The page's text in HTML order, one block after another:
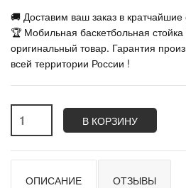
🚚 Доставим ваш заказ в кратчайшие
🏆 Мобильная баскетбольная
оригинальный товар. Гарантия
всей территории России !
В КОРЗИНУ
ОПИСАНИЕ ОТЗЫВЫ